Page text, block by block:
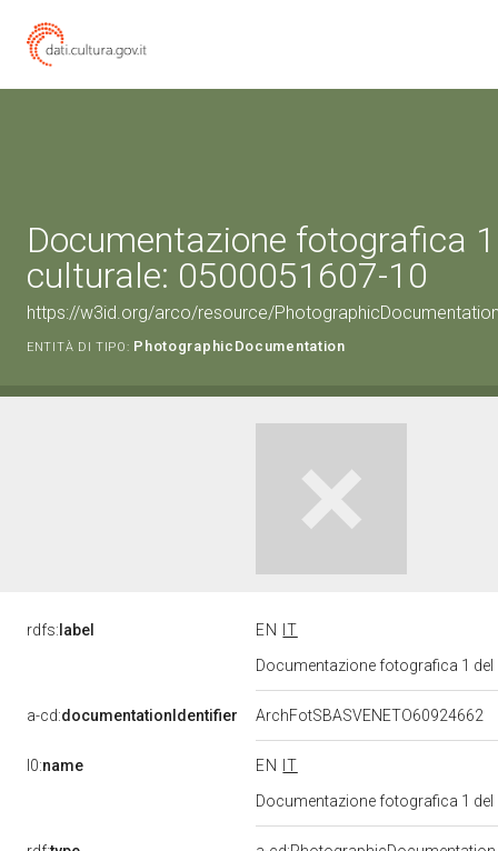
Documentazione fotografica
culturale: 0500051607-10
https://w3id.org/arco/resource/
ENTITÀ DI TIPO: PhotographicDocumentation
rdfs: label EN
IT
Documentazione fotografica 1
a-cd:documentationIdentifier ArchFotSBASVENETO60924662
l0:name EN
IT
Documentazione fotografica 1